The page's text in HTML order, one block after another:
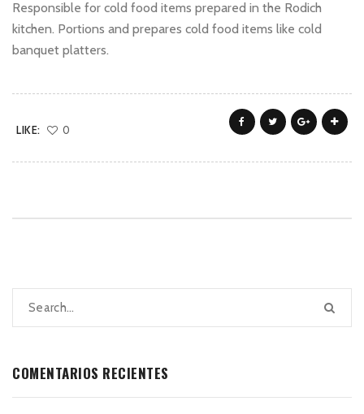
Responsible for cold food items prepared in the Rodich
kitchen. Portions and prepares cold food items like cold
banquet platters.
LIKE: 0
COMENTARIOS RECIENTES